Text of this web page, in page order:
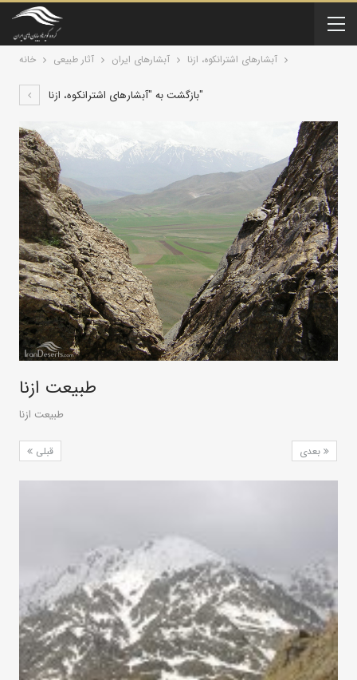
خانه آثار طبیعی آبشارهای ایران آبشارهای اشترانکوه، ازنا
بازگشت به "آبشارهای اشترانکوه، ازنا"
طبیعت ازنا
طبیعت ازنا
قبلی